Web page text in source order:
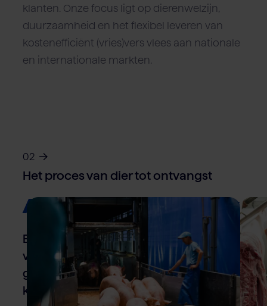
klanten. Onze focus ligt op dierenwelzijn,
duurzaamheid en het flexibel leveren van
kostenefficiënt (vries)vers vlees aan nationale
en internationale markten.
02
Het proces van dier tot ontvangst
Alles onder één dak
Bij Van Rooi Meat verzorgen we het
volledige proces binnen één locatie. Zo
garanderen we maximale controle,
korte lijnen en constante kwaliteit.